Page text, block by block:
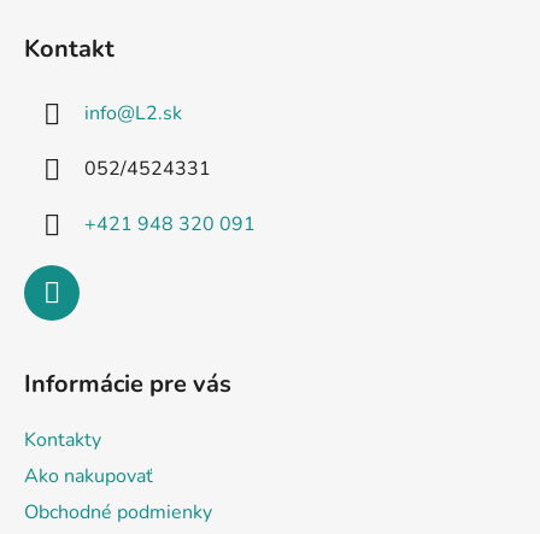
Kontakt
info@L2.sk
052/4524331
+421 948 320 091
Informácie pre vás
Kontakty
Ako nakupovať
Obchodné podmienky